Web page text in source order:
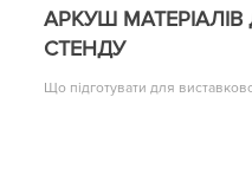
АРКУШ МАТЕРІАЛІВ
СТЕНДУ
Що підготувати для